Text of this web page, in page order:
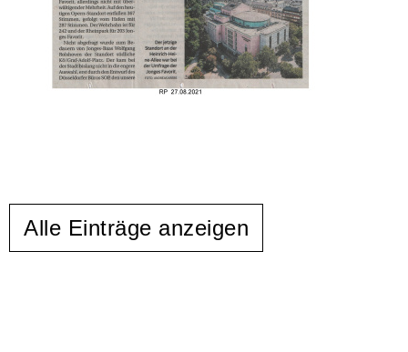
Alle Einträge anzeigen